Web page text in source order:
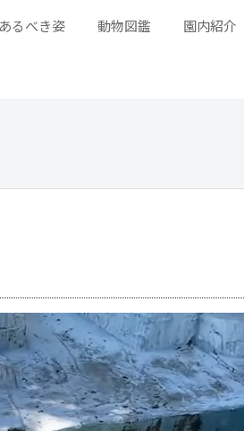
るべき姿 動物図鑑 園内紹介